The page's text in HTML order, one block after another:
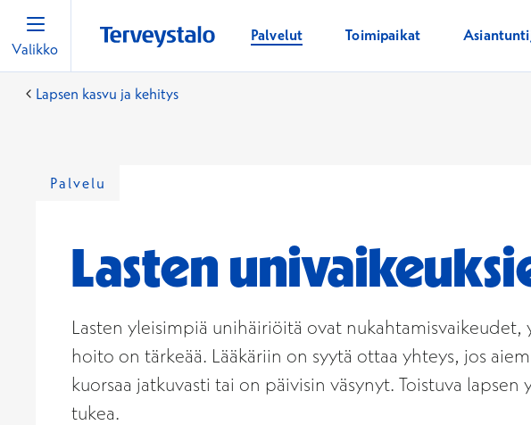
Valikko
Palvelut Toimipaikat
Lapsen kasvu ja kehitys
Palvelu
Lasten
Lasten yleisimpiä unihäiriöitä ovat
hoito on tärkeää. Lääkäriin on syytä ottaa yhteys, jos
kuorsaa jatkuvasti tai on päivisin väsynyt. Toistuva
tukea.